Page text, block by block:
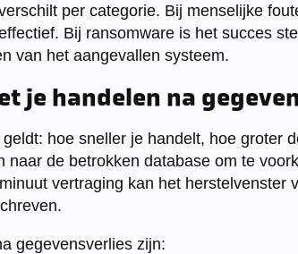
per categorie. Bij menselijke
Bij ransomware is het succes
van het aangevallen systeem.
je handelen na
hoe sneller je handelt, hoe groter
naar de betrokken database om te
vertraging kan het herstelvenster
gegevensverlies zijn: